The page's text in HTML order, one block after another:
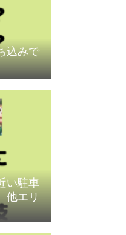
込みで
い駐車
他エリ